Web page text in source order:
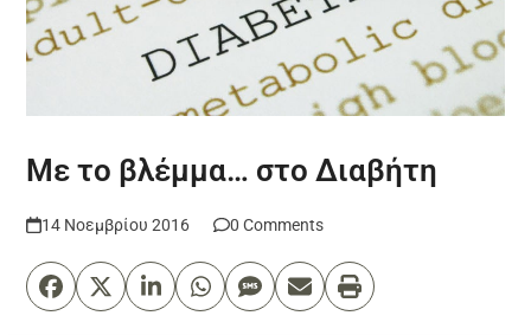
Με το βλέμμα… στο Διαβήτη
14 Νοεμβρίου 2016 0 Comments